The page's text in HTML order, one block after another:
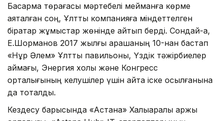
Басқарма төрағасы мәртебелі мейманға көрме
аяқталған соң, Ұлттық компанияға міндеттелген
бірқатар жұмыстар жөнінде айтып берді. Сондай-ақ,
Е.Шорманов 2017 жылғы қарашаның 10-нан бастап
«Нұр Әлем» Ұлттық павильоны, Үздік тәжірбиелер
аймағы, Энергия холы және Конгресс
орталығының келушілер үшін қайта іске қосылғанына
да тоқталды.
Кездесу барысында «Астана» Халықаралық қаржы